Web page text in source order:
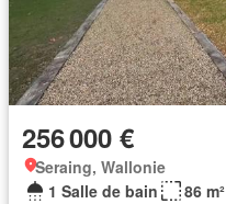
256 000 €
Seraing, Wallonie
1 Salle de bain
86 m²